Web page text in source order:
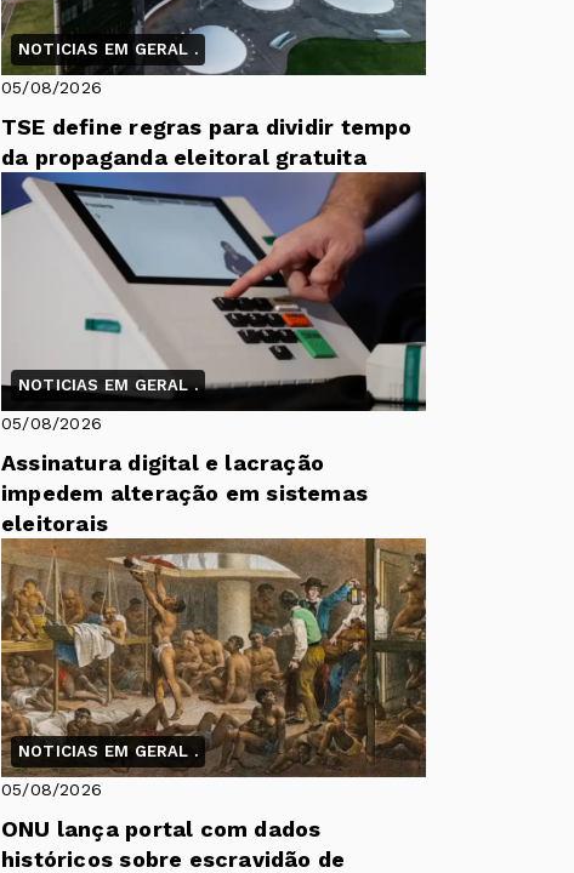
NOTICIAS EM GERAL .
05/08/2026
TSE define regras para dividir tempo
da propaganda eleitoral gratuita
NOTICIAS EM GERAL .
05/08/2026
Assinatura digital e lacração
impedem alteração em sistemas
eleitorais
NOTICIAS EM GERAL .
05/08/2026
ONU lança portal com dados
históricos sobre escravidão de